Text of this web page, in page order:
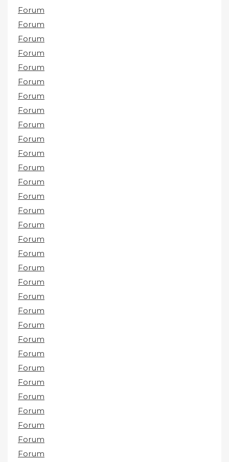
Forum
Forum
Forum
Forum
Forum
Forum
Forum
Forum
Forum
Forum
Forum
Forum
Forum
Forum
Forum
Forum
Forum
Forum
Forum
Forum
Forum
Forum
Forum
Forum
Forum
Forum
Forum
Forum
Forum
Forum
Forum
Forum